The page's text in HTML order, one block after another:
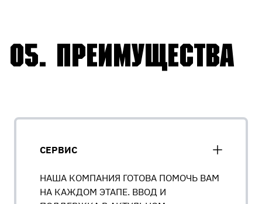
05. Преимущества
СЕРВИС
НАША КОМПАНИЯ ГОТОВА ПОМОЧЬ ВАМ
НА КАЖДОМ ЭТАПЕ. ВВОД И